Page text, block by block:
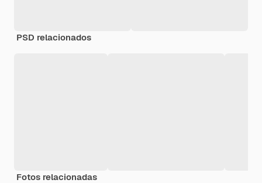
PSD relacionados
Fotos relacionadas